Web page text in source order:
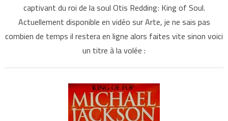
captivant du roi de la soul Otis Redding : King of Soul.
Actuellement disponible en vidéo sur Arte, je ne sais pas
combien de temps il restera en ligne alors faites vite sinon voici
un titre à la volée :